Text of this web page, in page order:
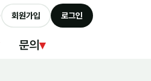
회원가입 로그인
문의▾